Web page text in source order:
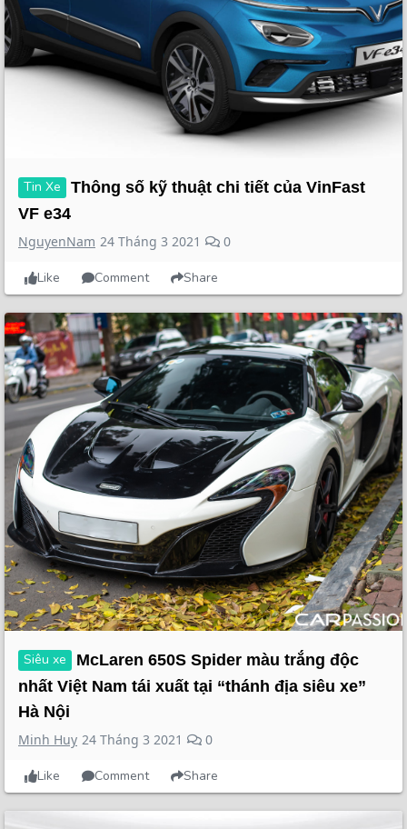
Tin Xe
Thông số kỹ thuật chi tiết của VinFast
VF e34
NguyenNam 24 Tháng 3 2021 0
Like Comment Share
Siêu xe
McLaren 650S Spider màu trắng độc
nhất Việt Nam tái xuất tại “thánh địa siêu xe”
Hà Nội
Minh Huy 24 Tháng 3 2021 0
Like Comment Share